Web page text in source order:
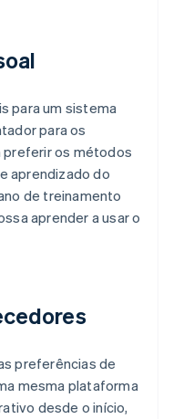
para um sistema
para os
preferir os métodos
aprendizado do
de treinamento
aprender a usar o
preferências de
mesma plataforma
desde o início,